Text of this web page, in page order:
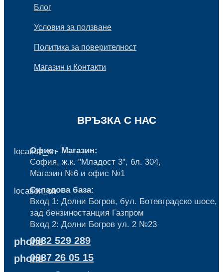
Блог
Условия за ползване
Политика за поверителност
Магазин и Контакти
ВРЪЗКА С НАС
location_on
Офис - Магазин:
София, ж.к. "Младост 3", бл. 304,
Mагазин №6 и офис №1
location_on
Складова база:
Вход 1: Долни Богров, бул. Ботевградско шосе,
зад бензиностанция Газпром
Вход 2: Долни Богров ул. 2 №23
phone0882 529 289
phone0887 26 05 15